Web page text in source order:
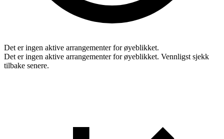
Det er ingen aktive arrangementer for øyeblikket.
Det er ingen aktive arrangementer for øyeblikket. Vennligst sjekk
tilbake senere.